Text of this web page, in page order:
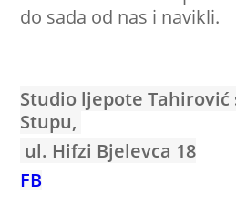
do sada od nas i navikli.
Studio ljepote Tahirović
Stupu,
ul. Hifzi Bjelevca 18
FB